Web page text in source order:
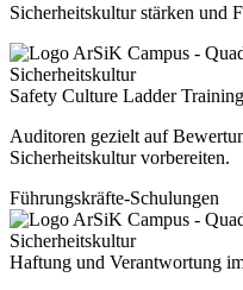
Sicherheitskultur stärken und
Safety Culture Ladder
Auditoren gezielt auf
Sicherheitskultur vorbereiten.
Führungskräfte-Schulungen
Haftung und Verantwortung